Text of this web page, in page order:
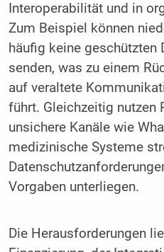
Interoperabilität und in
Zum Beispiel können
häufig keine geschützten
senden, was zu einem
auf veraltete
führt. Gleichzeitig nutzen
unsichere Kanäle wie
medizinische Systeme
Vorgaben unterliegen.
Die Herausforderungen